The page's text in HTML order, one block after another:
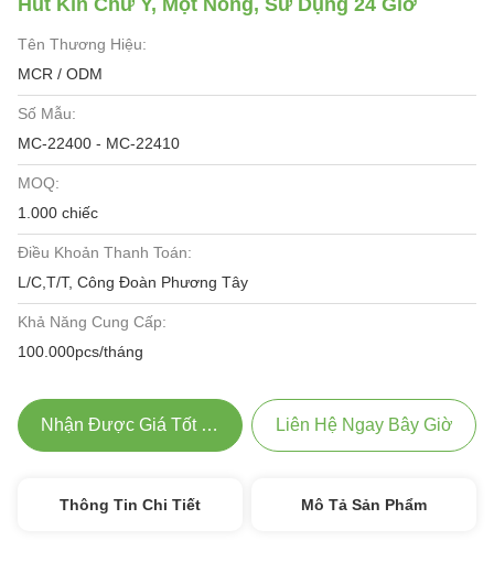
Hút Kín Chữ Y, Một Nòng, Sử Dụng 24 Giờ
Tên Thương Hiệu:
MCR / ODM
Số Mẫu:
MC-22400 - MC-22410
MOQ:
1.000 chiếc
Điều Khoản Thanh Toán:
L/C,T/T, Công Đoàn Phương Tây
Khả Năng Cung Cấp:
100.000pcs/tháng
Nhận Được Giá Tốt Nhất Liên Hệ Ngay Bây Giờ
Thông Tin Chi Tiết Mô Tả Sản Phẩm